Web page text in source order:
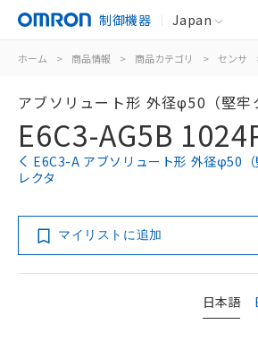
制御機器 Japan
ホーム > 商品情報 > 商品カテゴリ > センサ
アブソリュート形 外径φ50（堅牢
E6C3-AG5B
E6C3-A アブソリュート形 外径φ50
レクタ
マイリストに追加
日本語